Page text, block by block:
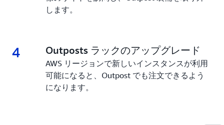
します。
4 4.
Outposts ラックのアップグレード
AWS リージョンで新しいインスタンスが利用
可能になると、Outpost でも注文できるよう
になります。